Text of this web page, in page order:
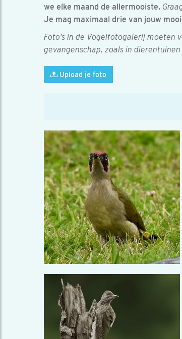
we elke maand de allermooiste.
Je mag maximaal drie van jouw
Foto’s in de Vogelfotogalerij moeten
gevangenschap, zoals in
Upload je foto